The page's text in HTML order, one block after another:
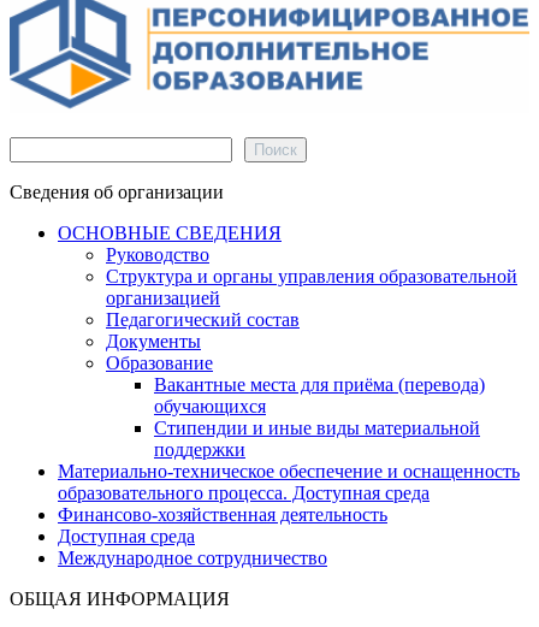
Поиск
Сведения об организации
ОСНОВНЫЕ СВЕДЕНИЯ
Руководство
Структура и органы управления образовательной
организацией
Педагогический состав
Документы
Образование
Вакантные места для приёма (перевода)
обучающихся
Стипендии и иные виды материальной
поддержки
Материально-техническое обеспечение и оснащенность
образовательного процесса. Доступная среда
Финансово-хозяйственная деятельность
Доступная среда
Международное сотрудничество
ОБЩАЯ ИНФОРМАЦИЯ